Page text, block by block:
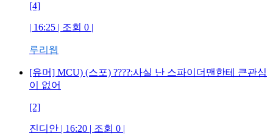
[4]
| 16:25 | 조회 0 |
루리웹
[유머] MCU) (스포) ????:사실 난 스파이더맨한테 큰관심
이 없어
[2]
진디안 | 16:20 | 조회 0 |